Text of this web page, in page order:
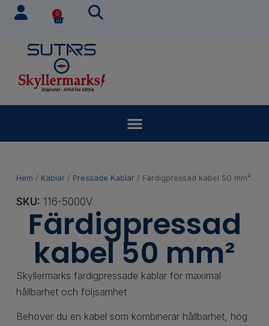
0
Hem / Kablar/ Pressade Kablar/ Färdigpressad kabel 50 mm²
SKU: 116-5000V
Färdigpressad
kabel 50 mm²
Skyllermarks färdigpressade kablar förmaximal
hållbarhet och följsamhet
Behöver du en kabel som kombinerar hållbarhet, hög